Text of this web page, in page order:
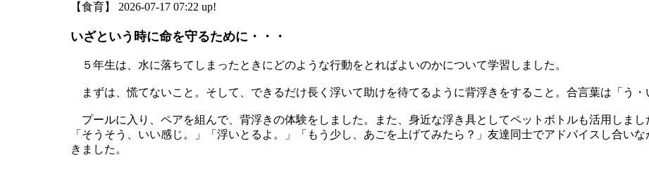
【食育】 2026-07-17 07:22 up!
いざという時に命を守るために・・・
５年生は、水に落ちてしまったときにどのような行動をとればよいのかについて学習しました。
まずは、慌てないこと。そして、できるだけ長く浮いて助けを待てるように背浮きをすること。合言葉は「う・
プールに入り、ペアを組んで、背浮きの体験をしました。また、身近な浮き具としてペットボトルも活用しまし
「そうそう、いい感じ。」「浮いとるよ。」「もう少し、あごを上げてみたら？」友達同士でアドバイスし合い
きました。